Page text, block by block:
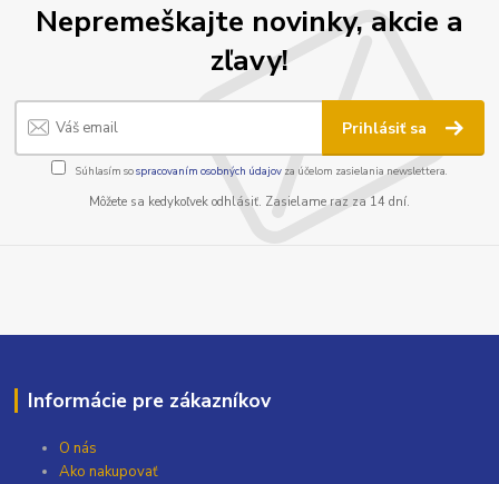
Nepremeškajte novinky, akcie a
zľavy!
Prihlásiť sa
Súhlasím sospracovaním osobných údajov za účelom zasielania newslettera.
Môžete sa kedykoľvek odhlásiť. Zasielame raz za 14 dní.
Informácie pre zákazníkov
O nás
Ako nakupovať